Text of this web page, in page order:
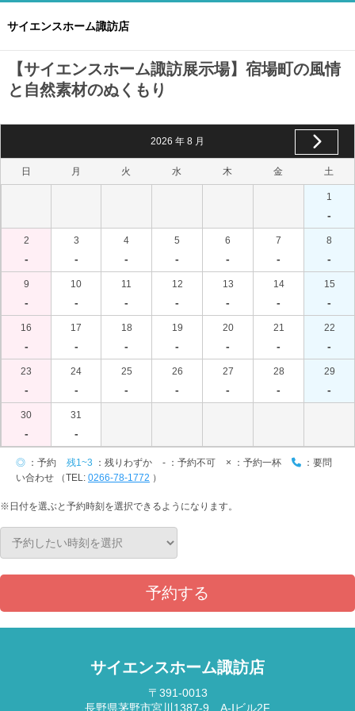
サイエンスホーム諏訪店
【サイエンスホーム諏訪展示場】宿場町の風情
と自然素材のぬくもり
2026 年 8 月
日 月 火 水 木 金 土
1
-
2
-
3
-
4
-
5
-
6
-
7
-
8
-
9
-
10
-
11
-
12
-
13
-
14
-
15
-
16
-
17
-
18
-
19
-
20
-
21
-
22
-
23
-
24
-
25
-
26
-
27
-
28
-
29
-
30
-
31
-
◎ ：予約 残1~3 ：残りわずか - ：予約不可 × ：予約一杯
：要問
い合わせ （TEL: 0266-78-1772 ）
※日付を選ぶと予約時刻を選択できるようになります。
予約する
サイエンスホーム諏訪店
〒391-0013
長野県茅野市宮川1387-9 A-Ⅰビル2F